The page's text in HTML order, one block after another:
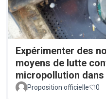
Expérimenter des
moyens de lutte
micropollution dans
Proposition officielle 0